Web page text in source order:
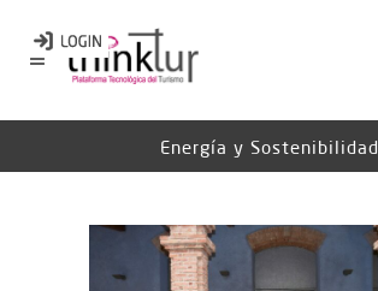
Energía y Sostenibilidad